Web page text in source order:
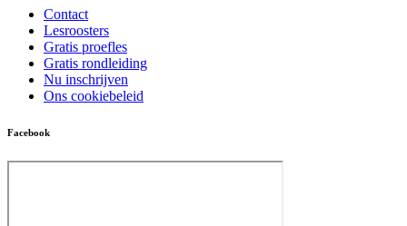
Contact
Lesroosters
Gratis proefles
Gratis rondleiding
Nu inschrijven
Ons cookiebeleid
Facebook